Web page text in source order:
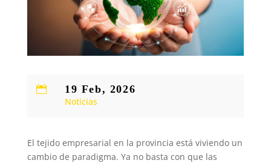
 19 Feb, 2026
Noticias
El tejido empresarial en la provincia está viviendo un
cambio de paradigma. Ya no basta con que las